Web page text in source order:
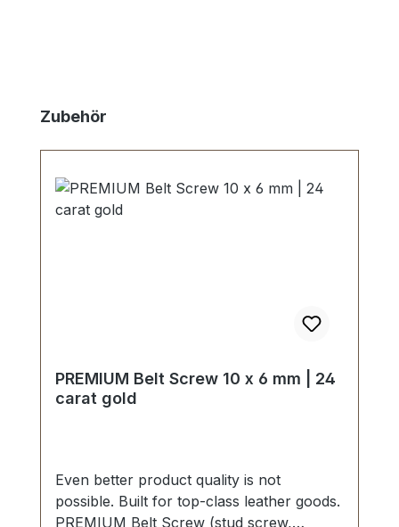
Skip product gallery
Zubehör
PREMIUM Belt Screw 10 x 6 mm | 24
carat gold
Even better product quality is not
possible. Built for top-class leather goods.
PREMIUM Belt Screw (stud screw,